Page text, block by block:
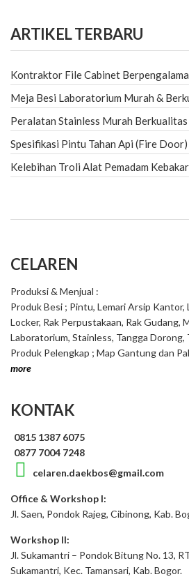
ARTIKEL TERBARU
Kontraktor File Cabinet
Meja Besi Laboratorium Murah &
Peralatan Stainless Murah Berkualitas
Spesifikasi Pintu Tahan Api (Fire Door)
Kelebihan Troli Alat Pemadam
CELAREN
Produksi & Menjual :
Produk Besi ; Pintu, Lemari Arsip Kantor,
Locker, Rak Perpustakaan, Rak Gudang,
Laboratorium, Stainless, Tangga Dorong,
Produk Pelengkap ; Map Gantung dan
more
KONTAK
0815 1387 6075
0877 7004 7248
celaren.daekbos@gmail.com
Office & Workshop I:
Jl. Saen, Pondok Rajeg, Cibinong, Kab.
Workshop II:
Jl. Sukamantri – Pondok Bitung No. 13,
Sukamantri, Kec. Tamansari, Kab. Bogor.